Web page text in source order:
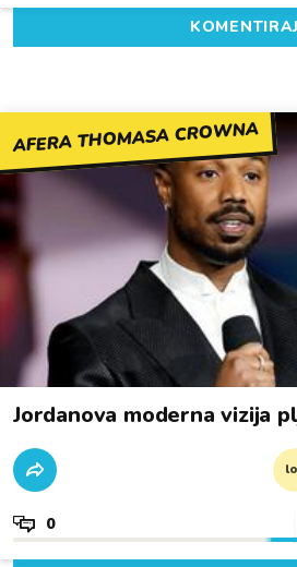
KOMENTIRAJ
AFERA THOMASA CROWNA
Jordanova moderna vizija
0